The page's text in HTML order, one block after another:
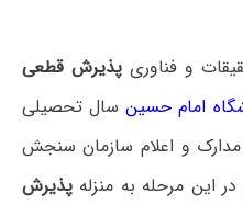
پذیرش قطعی
امام حسین سال تحصیلی
مدارک و اعلام سازمان سنجش
این مرحله به منزلهپذیرش